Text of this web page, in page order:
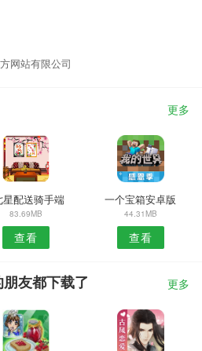
网站有限公司
更多
星配送骑手端
83.69MB
查看
一个宝箱安卓版
44.31MB
查看
友都下载了 更多